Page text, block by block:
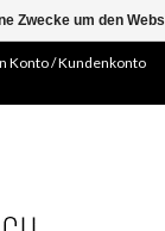
Konto / Kundenkonto
Zwecke um den